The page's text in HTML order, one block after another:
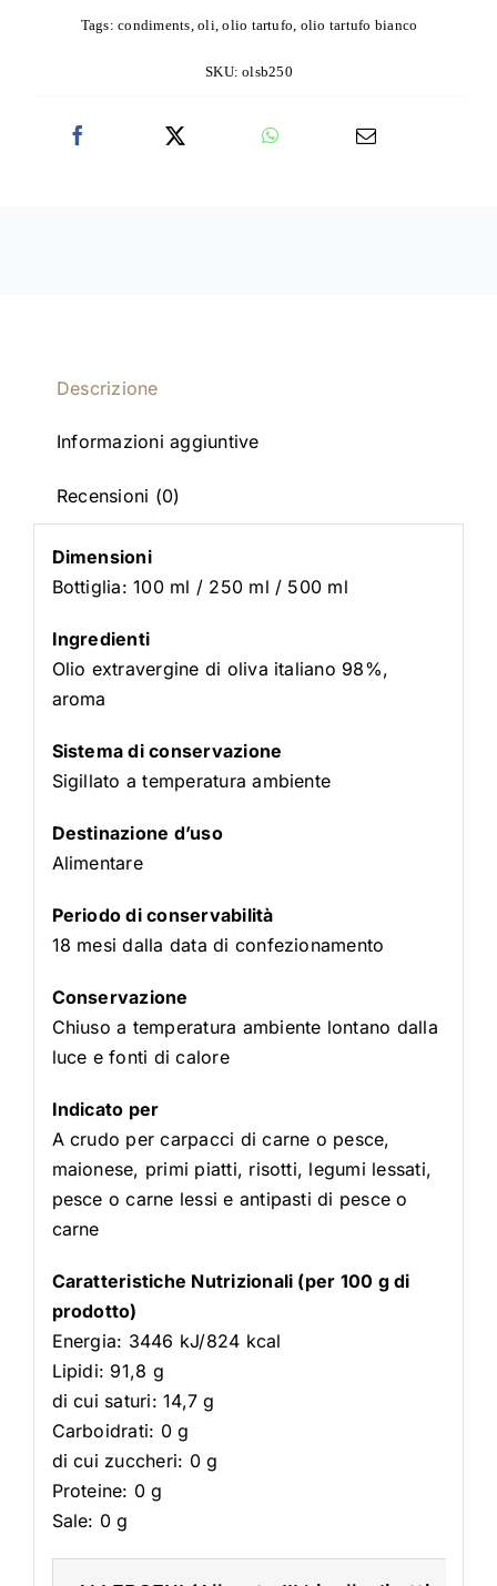
di
Tags:condiments,oli,olio tartufo, olio tartufo bianco
SKU:olsb250
Descrizione
Informazioni aggiuntive
Recensioni (0)
Dimensioni
Bottiglia: 100 ml / 250 ml / 500 ml
Ingredienti
Olio extravergine di oliva italiano 98%,
aroma
Sistema di conservazione
Sigillato a temperatura ambiente
Destinazione d’uso
Alimentare
Periodo di conservabilità
18 mesi dalla data di confezionamento
Conservazione
Chiuso a temperatura ambiente lontano dalla
luce e fonti di calore
Indicato per
A crudo per carpacci di carne o pesce,
maionese, primi piatti, risotti, legumi lessati,
pesce o carne lessi e antipasti di pesce o
carne
Caratteristiche Nutrizionali (per 100 g di
prodotto)
Energia: 3446 kJ/824 kcal
Lipidi: 91,8 g
di cui saturi: 14,7 g
Carboidrati: 0 g
di cui zuccheri: 0 g
Proteine: 0 g
Sale: 0 g